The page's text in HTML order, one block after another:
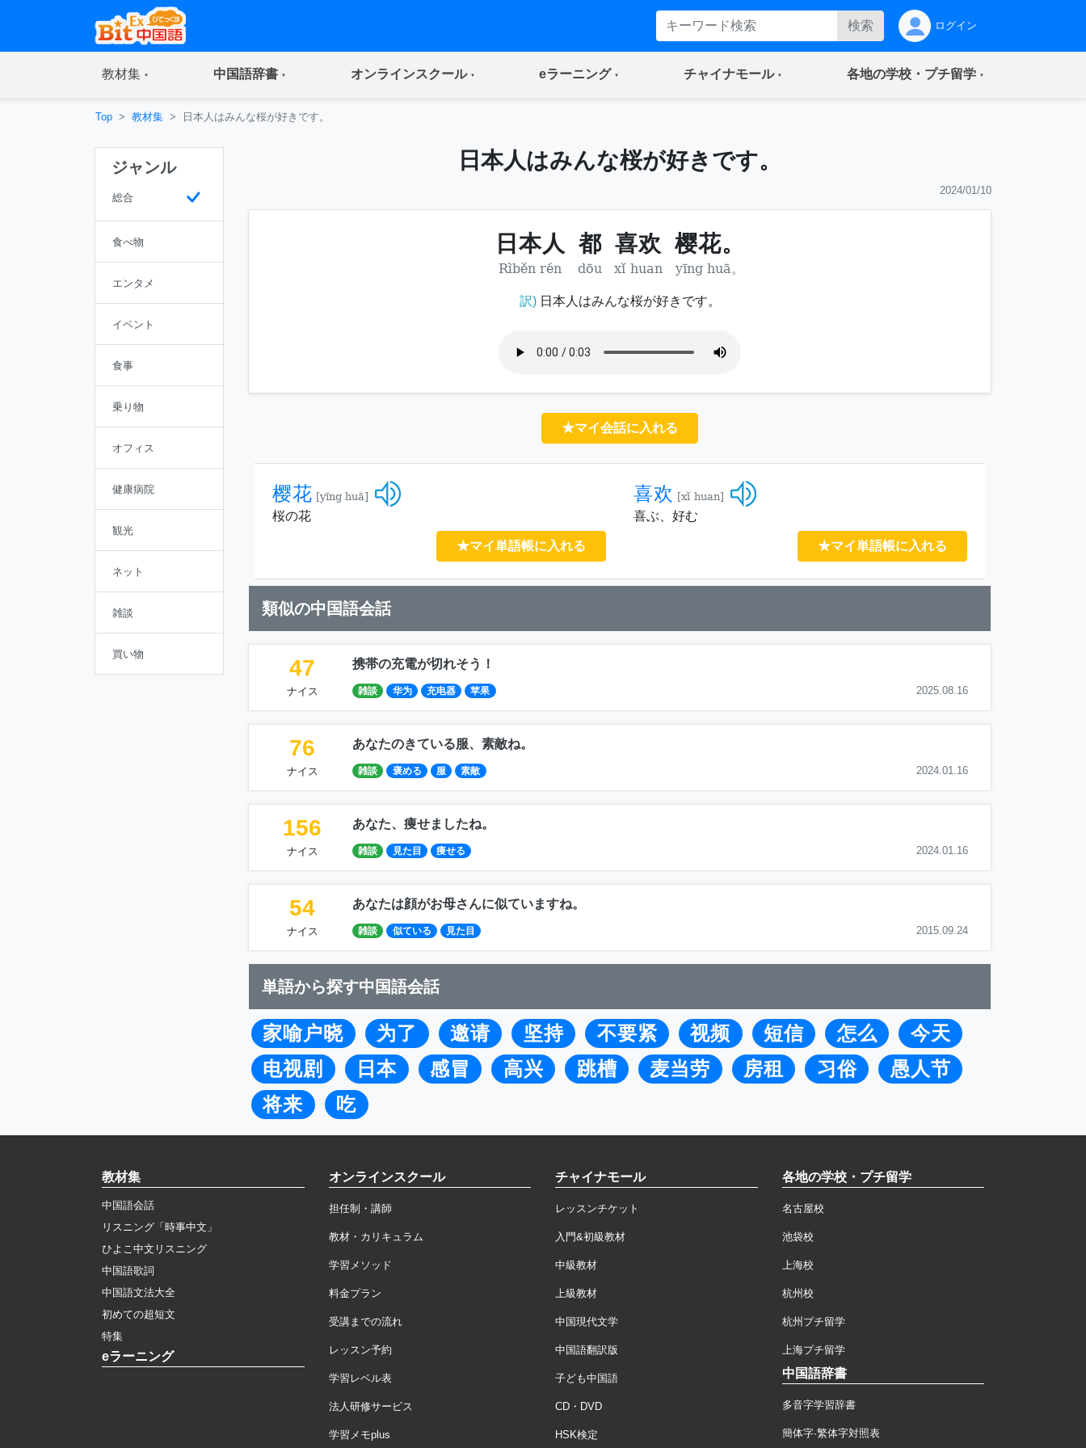
検索 ログイン
教材集(current) 中国語辞書(current) オンラインスクール(current) eラーニング(current) チャイナモール(current) 各地の学校・プチ留学(current)
Top 教材集 日本人はみんな桜が好きです。
ジャンル
総合
食べ物
エンタメ
イベント
食事
乗り物
オフィス
健康病院
観光
ネット
雑談
買い物
日本人はみんな桜が好きです。
2024/01/10
日本人 都 喜欢 樱花。
Rìběn rén dōu xǐ huan yīng huā。
訳)日本人はみんな桜が好きです。
★マイ会話に入れる
樱花 [yīng huā]
桜の花
★マイ単語帳に入れる
喜欢 [xǐ huan]
喜ぶ、好む
★マイ単語帳に入れる
類似の中国語会話
47
ナイス
携帯の充電が切れそう！
雑談 华为 充电器 苹果 2025.08.16
76
ナイス
あなたのきている服、素敵ね。
雑談 褒める 服 素敵 2024.01.16
156
ナイス
あなた、痩せましたね。
雑談 見た目 痩せる 2024.01.16
54
ナイス
あなたは顔がお母さんに似ていますね。
雑談 似ている 見た目 2015.09.24
単語から探す中国語会話
家喻户晓 为了 邀请 坚持 不要紧 视频 短信 怎么
今天
电视剧
日本 感冒 高兴 跳槽 麦当劳 房租 习俗
愚人节
将来
吃
教材集
中国語会話
リスニング「時事中文」
ひよこ中文リスニング
中国語歌詞
中国語文法大全
初めての超短文
特集
eラーニング
オンラインスクール
担任制・講師
教材・カリキュラム
学習メソッド
料金プラン
受講までの流れ
レッスン予約
学習レベル表
法人研修サービス
学習メモplus
チャイナモール
レッスンチケット
入門&初級教材
中級教材
上級教材
中国現代文学
中国語翻訳版
子ども中国語
CD・DVD
HSK検定
各地の学校・プチ留学
名古屋校
池袋校
上海校
杭州校
杭州プチ留学
上海プチ留学
中国語辞書
多音字学習辞書
簡体字·繁体字対照表